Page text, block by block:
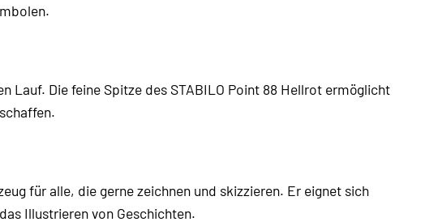
Lauf. Die feine Spitze des STABILO Point 88 Hellrot ermöglicht
für alle, die gerne zeichnen und skizzieren. Er eignet sich
Illustrieren von Geschichten.